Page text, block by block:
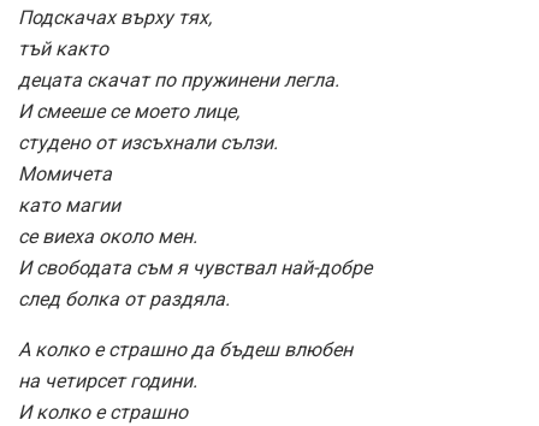
Подскачах върху тях,
тъй както
децата скачат по пружинени легла.
И смееше се моето лице,
студено от изсъхнали сълзи.
Момичета
като магии
се виеха около мен.
И свободата съм я чувствал най-добре
след болка от раздяла.
А колко е страшно да бъдеш влюбен
на четирсет години.
И колко е страшно